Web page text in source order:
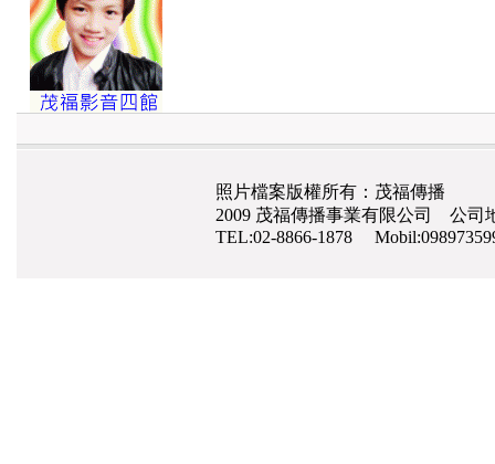
照片檔案版權所有：茂福傳播
2009 茂福傳播事業有限公司 公司
TEL:02-8866-1878